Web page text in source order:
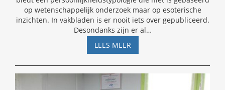
op wetenschappelijk onderzoek maar op esoterische
inzichten. In vakbladen is er nooit iets over gepubliceerd.
Desondanks zijn er al…
LEES MEERHUMAN
DYNAMICS:
OCCULTE
PSEUDO-
PSYCHOLOGIE